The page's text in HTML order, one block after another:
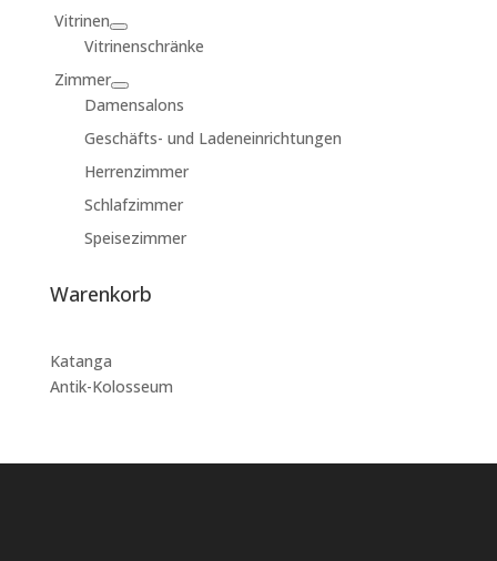
Vitrinen
Vitrinenschränke
Zimmer
Damensalons
Geschäfts- und Ladeneinrichtungen
Herrenzimmer
Schlafzimmer
Speisezimmer
Warenkorb
Katanga
Antik-Kolosseum